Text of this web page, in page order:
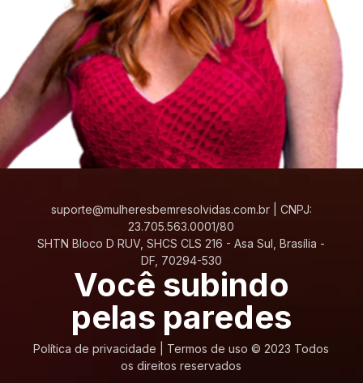
suporte@mulheresbemresolvidas.com.br| CNPJ:
23.705.563.0001/80
SHTN Bloco D RUV, SHCS CLS 216 - Asa Sul, Brasília -
DF, 70294-530
Você subindo
pelas paredes
Política de privacidade
Termos de uso © 2023 Todos
os direitos reservados